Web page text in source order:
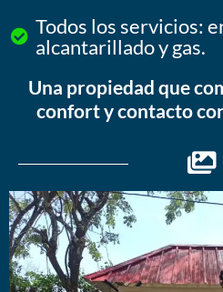
Todos los servicios:
alcantarillado y gas.
Una propiedad que
confort y contacto